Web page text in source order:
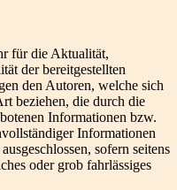
für die Aktualität,
der bereitgestellten
den Autoren, welche sich
beziehen, die durch die
Informationen bzw.
Informationen
sofern seitens
oder grob fahrlässiges